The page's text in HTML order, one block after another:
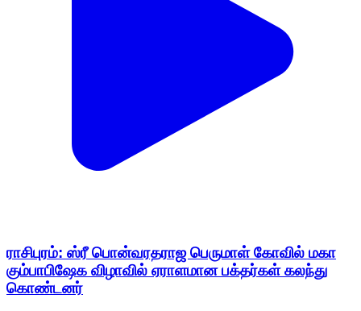
ராசிபுரம்: ஸ்ரீ பொன்வரதராஜ பெருமாள் கோவில் மகா
கும்பாபிஷேக விழாவில் ஏராளமான பக்தர்கள் கலந்து
கொண்டனர்